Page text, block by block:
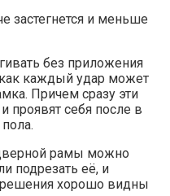
застегнется и меньше
без приложения
каждый удар может
Причем сразу эти
проявят себя после в
рамы можно
подрезать её, и
решения хорошо видны